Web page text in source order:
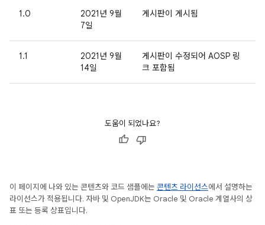
1.0
2021년 9월
7일
게시판이 게시됨
1.1
2021년 9월
14일
게시판이 수정되어 AOSP 링
크 포함됨
도움이 되었나요?
이 페이지에 나와 있는 콘텐츠와 코드 샘플에는 콘텐츠 라이선스에서 설명하는
라이선스가 적용됩니다. 자바 및 OpenJDK는 Oracle 및 Oracle 계열사의 상
표 또는 등록 상표입니다.